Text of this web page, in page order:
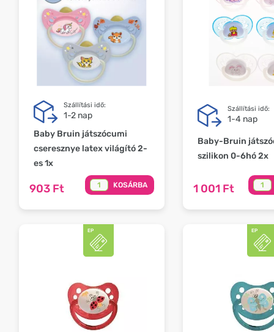
Szállítási idő:
1-2 nap
Baby Bruin játszócumi
cseresznye latex világító 2-
es 1x
903 Ft KOSÁRBA
Szállítási idő:
1-4 nap
Baby-Bruin
szilikon 0-6hó 2x
1 001 Ft